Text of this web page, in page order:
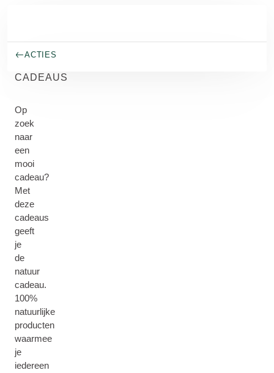
ACTIES
CADEAUS
Op
zoek
naar
een
mooi
cadeau?
Met
deze
cadeaus
geeft
je
de
natuur
cadeau.
100%
natuurlijke
producten
waarmee
je
iedereen